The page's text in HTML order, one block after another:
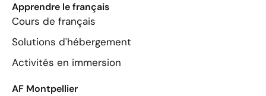
Apprendre le français
Cours de français
Solutions d'hébergement
Activités en immersion
AF Montpellier